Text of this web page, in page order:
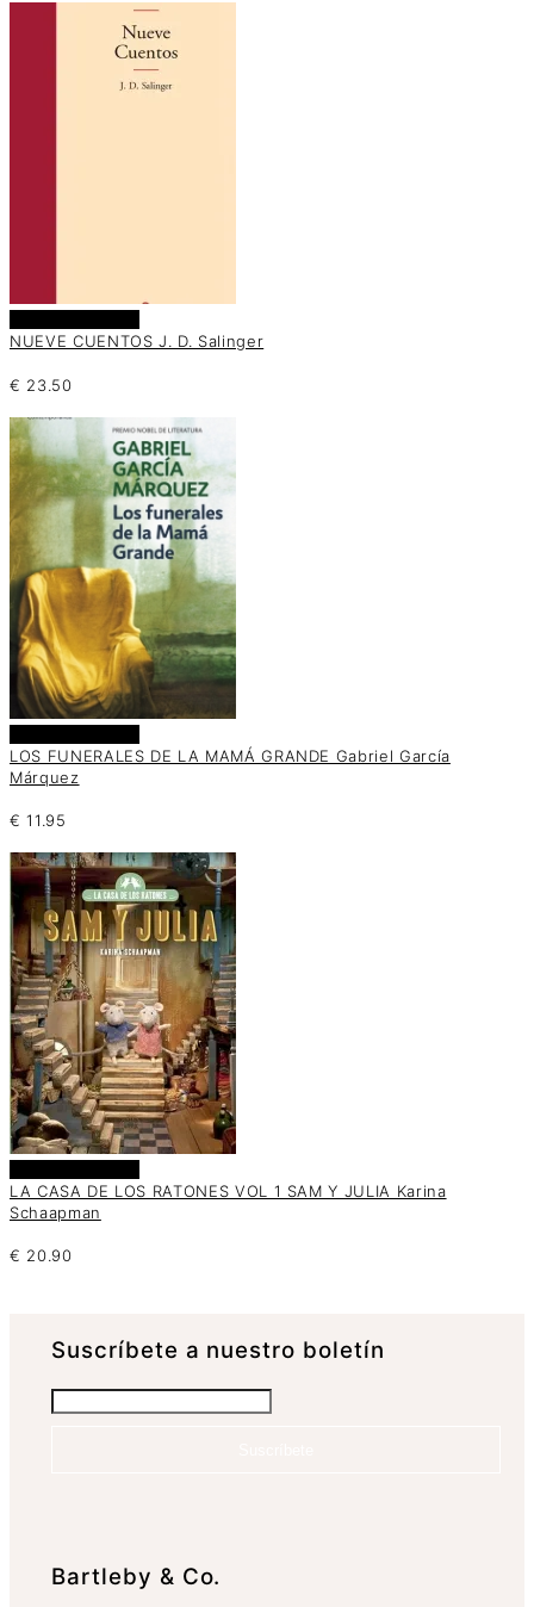
NUEVE CUENTOS J. D. Salinger
€ 23.50
LOS FUNERALES DE LA MAMÁ GRANDE Gabriel García
Márquez
€ 11.95
LA CASA DE LOS RATONES VOL 1 SAM Y JULIA Karina
Schaapman
€ 20.90
Suscrí­bete a nuestro boletín
Bartleby & Co.